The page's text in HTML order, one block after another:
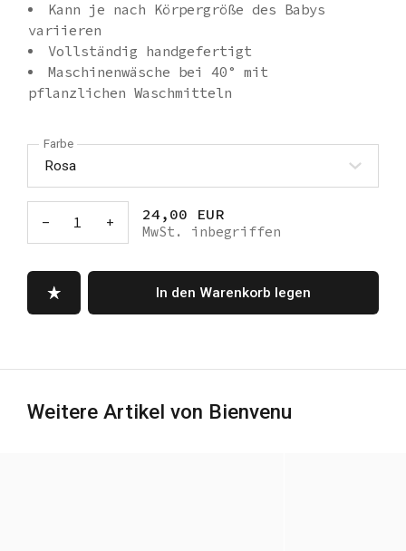
Kann je nach Körpergröße des Babys
variieren
Vollständig handgefertigt
Maschinenwäsche bei 40° mit
pflanzlichen Waschmitteln
Farbe
- 1 + 24,00 EUR
MwSt. inbegriffen
In den Warenkorb legen
Weitere Artikel von Bienvenu